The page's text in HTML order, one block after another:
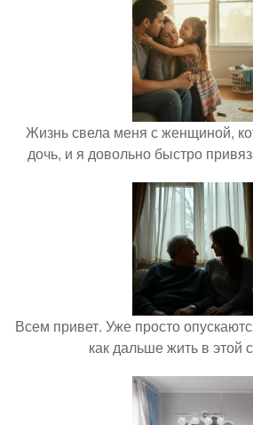
Жизнь свела меня с женщиной,
дочь, и я довольно быстро
Всем привет. Уже просто
как дальше жить в этой